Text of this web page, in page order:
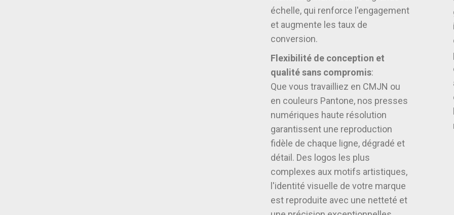
échelle, qui renforce l'engagement
et augmente les taux de
conversion.
Flexibilité de conception et
qualité sans compromis:
Que vous travailliez en CMJN ou
en couleurs Pantone, nos presses
numériques haute résolution
garantissent une reproduction
fidèle de chaque ligne, dégradé et
détail. Des logos les plus
complexes aux motifs artistiques,
l'identité visuelle de votre marque
est reproduite avec une netteté et